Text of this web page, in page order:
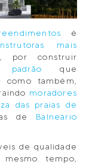
é
mais
, por construir
que
como também,
moradores
das praias de
de Balneário
de qualidade
tempo,